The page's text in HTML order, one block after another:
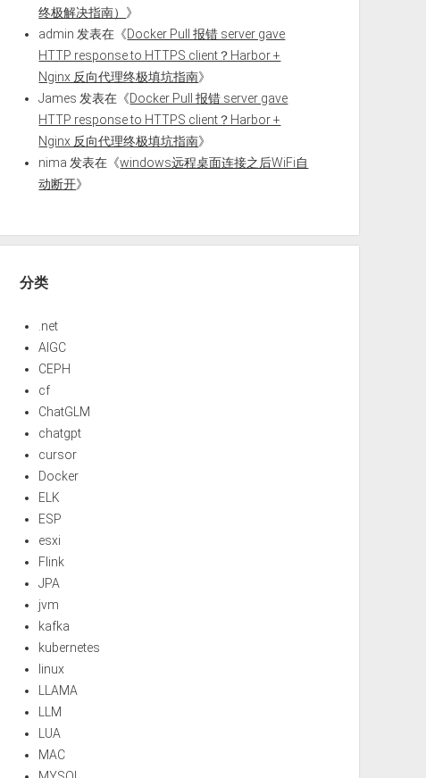
终极解决指南） 》
admin 发表在《Docker Pull 报错 server gave
HTTP response to HTTPS client？Harbor +
Nginx 反向代理终极填坑指南》
James 发表在《Docker Pull 报错 server gave
HTTP response to HTTPS client？Harbor +
Nginx 反向代理终极填坑指南》
nima 发表在《windows远程桌面连接之后WiFi自
动断开》
分类
.net
AIGC
CEPH
cf
ChatGLM
chatgpt
cursor
Docker
ELK
ESP
esxi
Flink
JPA
jvm
kafka
kubernetes
linux
LLAMA
LLM
LUA
MAC